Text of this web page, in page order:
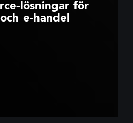
lösningar för
e-handel